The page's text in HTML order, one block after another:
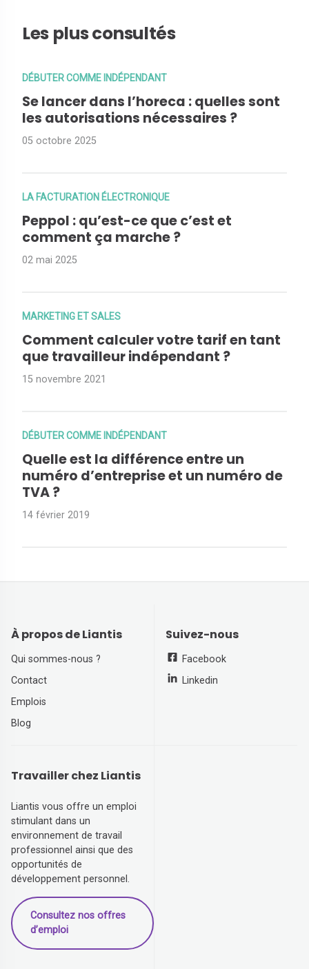
Les plus consultés
DÉBUTER COMME INDÉPENDANT
Se lancer dans l’horeca : quelles sont
les autorisations nécessaires ?
05 octobre 2025
LA FACTURATION ÉLECTRONIQUE
Peppol : qu’est-ce que c’est et
comment ça marche ?
02 mai 2025
MARKETING ET SALES
Comment calculer votre tarif en tant
que travailleur indépendant ?
15 novembre 2021
DÉBUTER COMME INDÉPENDANT
Quelle est la différence entre un
numéro d’entreprise et un numéro de
TVA ?
14 février 2019
À propos de Liantis
Qui sommes-nous ?
Contact
Emplois
Blog
Suivez-nous
Facebook
Linkedin
Travailler chez Liantis
Liantis vous offre un emploi
stimulant dans un
environnement de travail
professionnel ainsi que des
opportunités de
développement personnel.
Consultez nos offres
d’emploi